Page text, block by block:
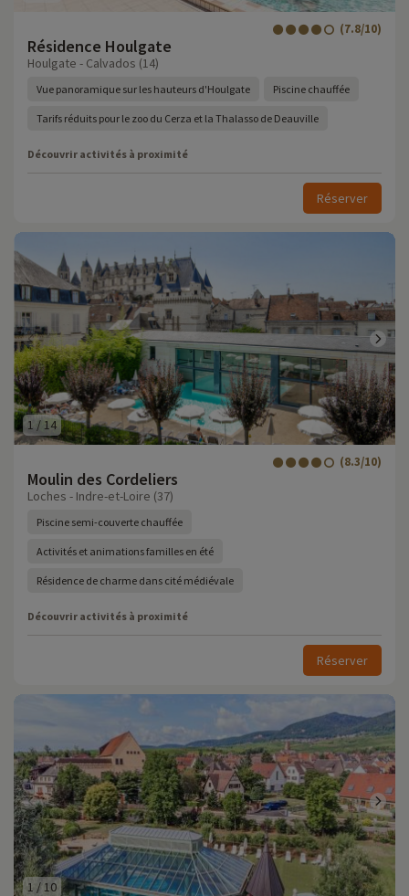
Résidence Houlgate
(7.8/10)
Houlgate - Calvados (14)
Vue panoramique sur les hauteurs d'Houlgate Piscine chauffée
Tarifs réduits pour le zoo du Cerza et la Thalasso de Deauville
Découvrir activités à proximité
Réserver
1 /14
Moulin des Cordeliers
(8.3/10)
Loches - Indre-et-Loire (37)
Piscine semi-couverte chauffée
Activités et animations familles en été
Résidence de charme dans cité médiévale
Découvrir activités à proximité
Réserver
1 / 10